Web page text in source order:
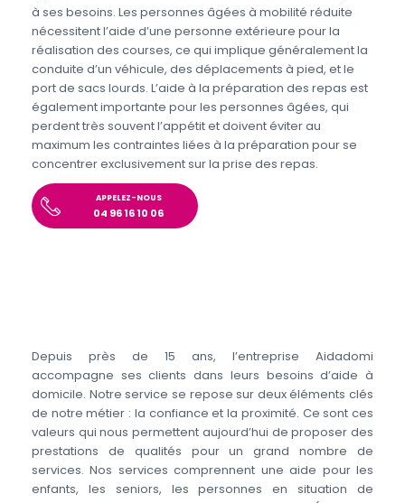
à ses besoins. Les personnes âgées à mobilité réduite
nécessitent l’aide d’une personne extérieure pour la
réalisation des courses, ce qui implique généralement la
conduite d’un véhicule, des déplacements à pied, et le
port de sacs lourds. L’aide à la préparation des repas est
également importante pour les personnes âgées, qui
perdent très souvent l’appétit et doivent éviter au
maximum les contraintes liées à la préparation pour se
concentrer exclusivement sur la prise des repas.
APPELEZ-NOUS
04 96 16 10 06
Depuis près de 15 ans, l’entreprise Aidadomi
accompagne ses clients dans leurs besoins d’aide à
domicile. Notre service se repose sur deux éléments clés
de notre métier : la confiance et la proximité. Ce sont ces
valeurs qui nous permettent aujourd’hui de proposer des
prestations de qualités pour un grand nombre de
services. Nos services comprennent une aide pour les
enfants, les seniors, les personnes en situation de